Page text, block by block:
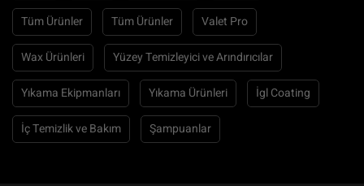
Tüm Ürünler Tüm Ürünler Valet Pro
Wax Ürünleri Yüzey Temizleyici ve Arındırıcılar
Yıkama Ekipmanları Yıkama Ürünleri İgl Coating
İç Temizlik ve Bakım Şampuanlar